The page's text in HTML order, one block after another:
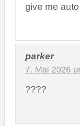
give me
parker
7. Mai 2026
????